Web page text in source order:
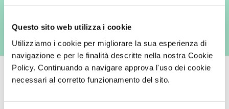
Questo sito web utilizza i cookie
Utilizziamo i cookie per migliorare la sua esperienza di
navigazione e per le finalità descritte nella nostra Cookie
Policy. Continuando a navigare approva l'uso dei cookie
necessari al corretto funzionamento del sito.